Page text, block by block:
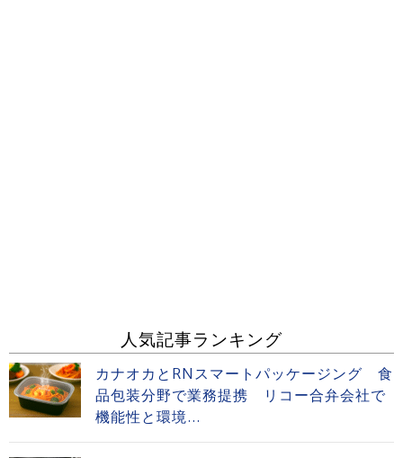
人気記事ランキング
カナオカとRNスマートパッケージング 食
品包装分野で業務提携 リコー合弁会社で
機能性と環境...